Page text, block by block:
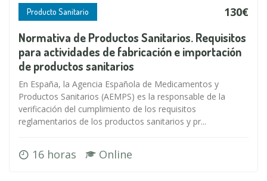
Producto Sanitario 130€
Normativa de Productos Sanitarios. Requisitos
para actividades de fabricación e importación
de productos sanitarios
En España, la Agencia Española de Medicamentos y
Productos Sanitarios (AEMPS) es la responsable de la
verificación del cumplimiento de los requisitos
reglamentarios de los productos sanitarios y pr...
16 horas Online